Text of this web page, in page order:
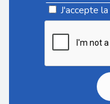
J'accepte la